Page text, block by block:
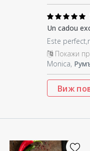
Un cadou
Este
Покажи
Monica,
Виж